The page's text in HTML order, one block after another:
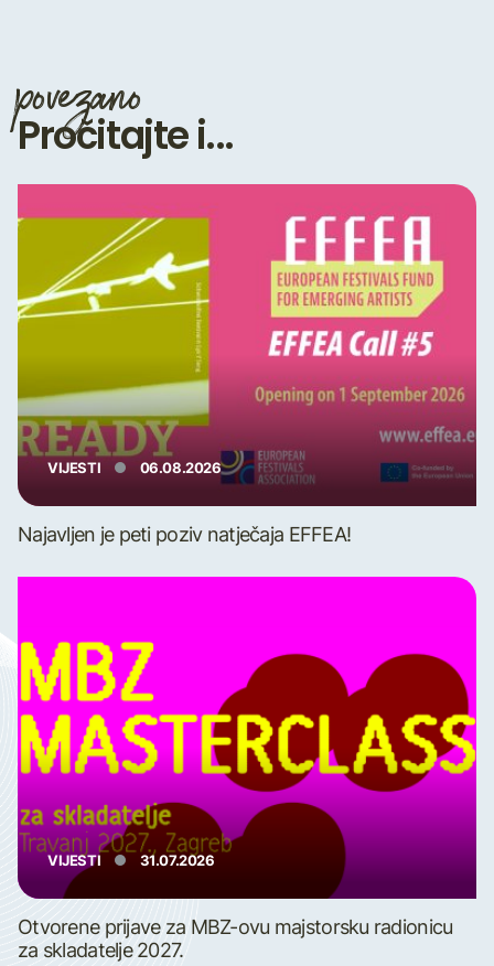
povezano
Pročitajte i...
VIJESTI 06.08.2026
Najavljen je peti poziv natječaja EFFEA!
VIJESTI 31.07.2026
Otvorene prijave za MBZ-ovu majstorsku radionicu
za skladatelje 2027.